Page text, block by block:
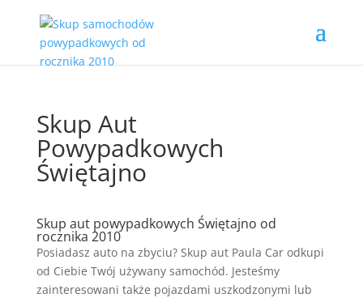
Skup Aut
Powypadkowych
Świętajno
Skup aut powypadkowych Świętajno od
rocznika 2010
Posiadasz auto na zbyciu? Skup aut Paula Car odkupi
od Ciebie Twój używany samochód. Jesteśmy
zainteresowani także pojazdami uszkodzonymi lub